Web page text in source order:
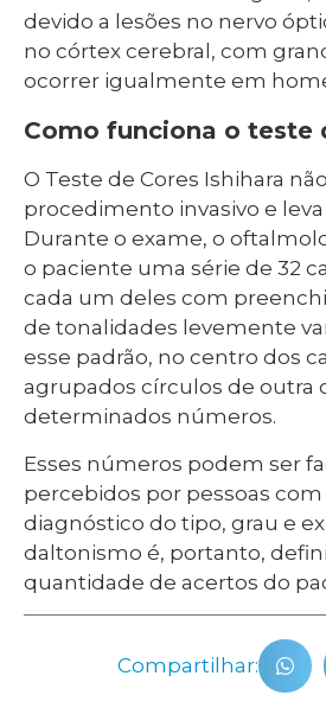
devido a lesões no nervo
no córtex cerebral, com
ocorrer igualmente em
Como funciona o teste
O Teste de Cores Ishihara
procedimento invasivo e
Durante o exame, o
o paciente uma série de 32
cada um deles com
de tonalidades levemente
esse padrão, no centro dos
agrupados círculos de outra
determinados números.
Esses números podem ser
percebidos por pessoas com
diagnóstico do tipo, grau e
daltonismo é, portanto,
quantidade de acertos do
Compartilhar: